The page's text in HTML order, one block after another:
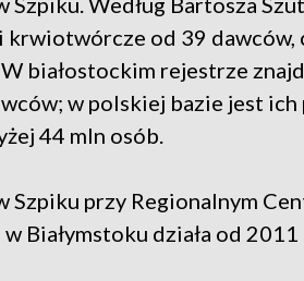
od 39 dawców,
białostockim rejestrze
w polskiej bazie jest
44 mln osób.
Szpiku przy Regionalnym
Białymstoku działa od